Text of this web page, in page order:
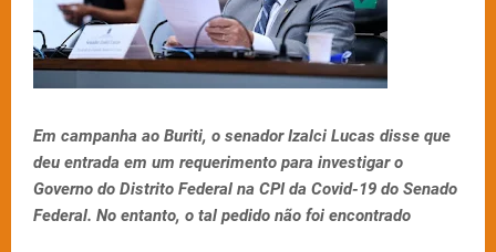
Em campanha ao Buriti, o senador Izalci Lucas disse que
deu entrada em um requerimento para investigar o
Governo do Distrito Federal na CPI da Covid-19 do Senado
Federal. No entanto, o tal pedido não foi encontrado